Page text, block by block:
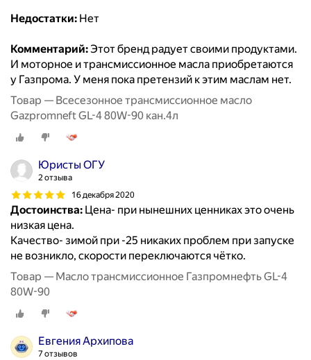
Недостатки: Нет
Комментарий:Этот бренд радует своими продуктами.
И моторное и трансмиссионное масла приобретаются
у Газпрома. У меня пока претензий к этим маслам нет.
Товар — Всесезонное трансмиссионное масло
Gazpromneft GL-4 80W-90 кан.4л
Юристы ОГУ
2 отзыва
16 декабря 2020
Достоинства: Цена- при нынешних ценниках это очень
низкая цена.
Качество- зимой при -25 никаких проблем при запуске
не возникло, скорости переключаются чётко.
Товар — Масло трансмиссионное Газпромнефть GL-4
80W-90
Евгения Архипова
7 отзывов